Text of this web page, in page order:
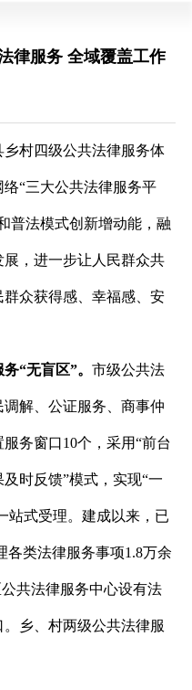
律服务 全域覆盖工作
村四级公共法律服务体
“三大公共法律服务平
普法模式创新增动能，融
，进一步让人民群众共
众获得感、幸福感、安
“无盲区”。市级公共法
解、公证服务、商事仲
务窗口10个，采用“前台
时反馈”模式，实现“一
站式受理。建成以来，已
各类法律服务事项1.8万余
共法律服务中心设有法
乡、村两级公共法律服